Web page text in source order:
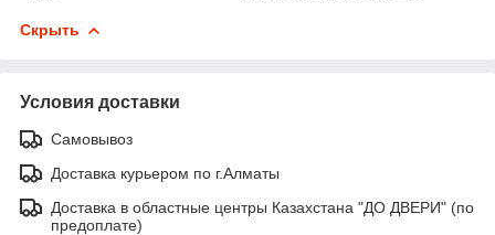
Скрыть
Условия доставки
Самовывоз
Доставка курьером по г.Алматы
Доставка в областные центры Казахстана "ДО ДВЕРИ" (по
предоплате)